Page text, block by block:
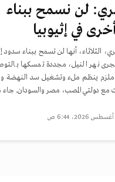
لن نسمح ببناء
في إثيوبيا
الثلاثاء، أنها لن تسمح ببناء سدود
نهر النيل، مجددة تمسكها
ملزم ينظم ملء وتشغيل سد النهضة
مع دولتي المصب، مصر والسودان.